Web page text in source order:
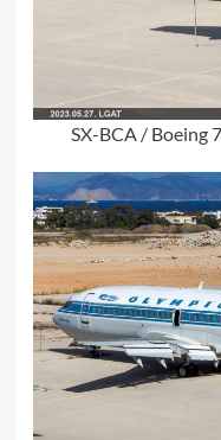
SX-BCA / Boeing